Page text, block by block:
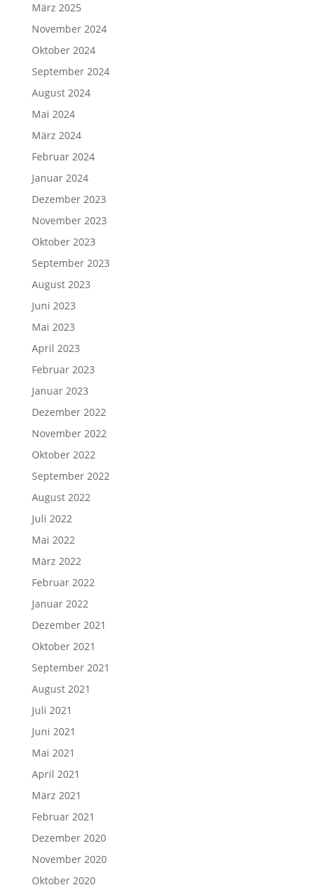
März 2025
November 2024
Oktober 2024
September 2024
August 2024
Mai 2024
März 2024
Februar 2024
Januar 2024
Dezember 2023
November 2023
Oktober 2023
September 2023
August 2023
Juni 2023
Mai 2023
April 2023
Februar 2023
Januar 2023
Dezember 2022
November 2022
Oktober 2022
September 2022
August 2022
Juli 2022
Mai 2022
März 2022
Februar 2022
Januar 2022
Dezember 2021
Oktober 2021
September 2021
August 2021
Juli 2021
Juni 2021
Mai 2021
April 2021
März 2021
Februar 2021
Dezember 2020
November 2020
Oktober 2020